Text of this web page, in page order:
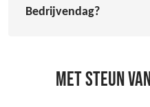
Bedrijvendag?
MET STEUN